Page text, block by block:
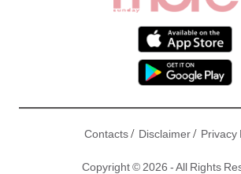
Contacts/ Disclaimer/ Privacy
Copyright © 2026 - All Rights